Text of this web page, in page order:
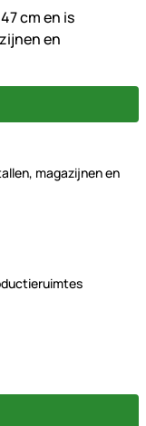
cm en is
en
magazijnen en